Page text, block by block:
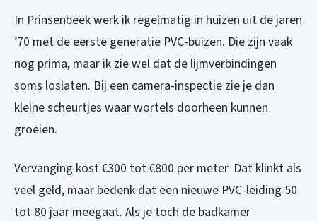
In Prinsenbeek werk ik regelmatig in huizen uit de jaren
’70 met de eerste generatie PVC-buizen. Die zijn vaak
nog prima, maar ik zie wel dat de lijmverbindingen
soms loslaten. Bij een camera-inspectie zie je dan
kleine scheurtjes waar wortels doorheen kunnen
groeien.
Vervanging kost €300 tot €800 per meter. Dat klinkt als
veel geld, maar bedenk dat een nieuwe PVC-leiding 50
tot 80 jaar meegaat. Als je toch de badkamer